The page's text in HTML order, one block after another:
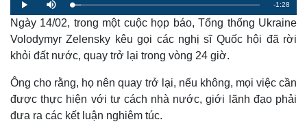
P
l
a
y
M
u
t
e
L
o
a
d
e
d
4
.
R
e
i
n
-1:28
Ngày 14/02, trong một cuộc họp báo, Tổng thống Ukraine
Volodymyr Zelensky kêu gọi các nghị sĩ Quốc hội đã rời
khỏi đất nước, quay trở lại trong vòng 24 giờ.
Ông cho rằng, họ nên quay trở lại, nếu không, mọi việc cần
được thực hiện với tư cách nhà nước, giới lãnh đạo phải
đưa ra các kết luận nghiêm túc.